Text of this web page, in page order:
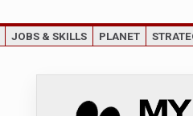
JOBS & SKILLS PLANET